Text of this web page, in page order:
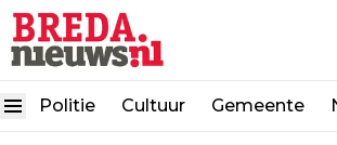
Politie Cultuur Gemeente